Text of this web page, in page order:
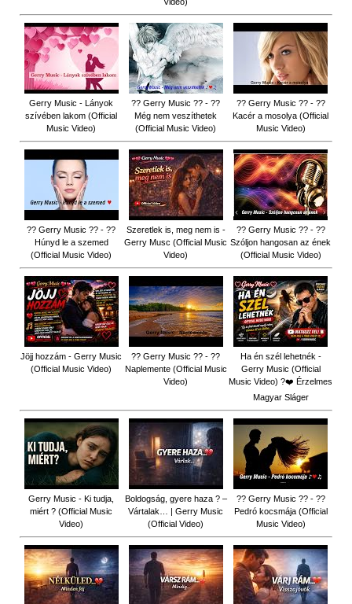
Gerry Music - Lányok
szívében lakom (Official
Music Video)
?? Gerry Music ?? - ??
Még nem veszíthetek
(Official Music Video)
?? Gerry Music ?? - ??
Kacér a mosolya (Official
Music Video)
?? Gerry Music ?? - ??
Húnyd le a szemed
(Official Music Video)
Szeretlek is, meg nem is -
Gerry Musc (Official Music
Video)
?? Gerry Music ?? - ??
Szóljon hangosan az ének
(Official Music Video)
Jöjj hozzám - Gerry Music
(Official Music Video)
?? Gerry Music ?? - ??
Naplemente (Official Music
Video)
Ha én szél lehetnék -
Gerry Music (Official
Music Video) ?️❤️ Érzelmes
Magyar Sláger
Gerry Music - Ki tudja,
miért ? (Official Music
Video)
Boldogság, gyere haza ? –
Vártalak… | Gerry Music
(Official Video)
?? Gerry Music ?? - ??
Pedró kocsmája (Official
Music Video)